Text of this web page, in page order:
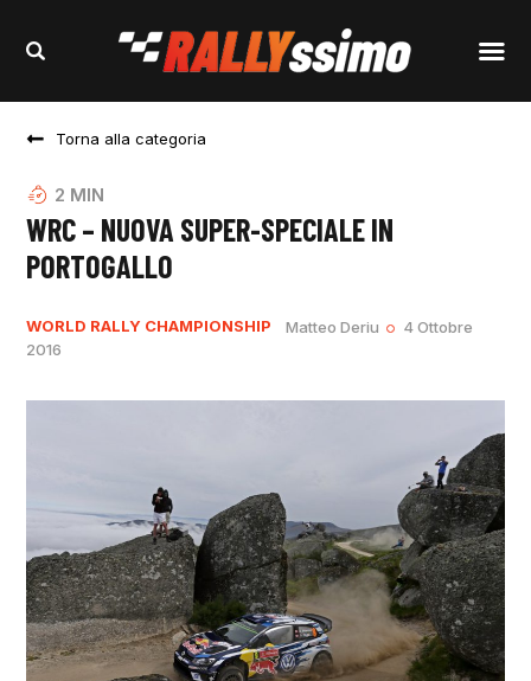
Torna alla categoria
2 MIN
WRC – NUOVA SUPER-SPECIALE IN
PORTOGALLO
WORLD RALLY CHAMPIONSHIP Matteo Deriu
4 Ottobre
2016